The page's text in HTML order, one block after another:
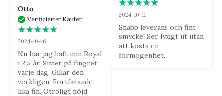
Otto
Verifizierter Käufer
2024-10-16
Nu har jag haft min Royal
i 2,5 år. Sitter på fingret
varje dag. Gillar den
verkligen. Fortfarande
lika fin. Otroligt nöjd.
2024-10-11
Snabb leverans och fint
smycke! Ser lyxigt ut utan
att kosta en
förmögenhet.